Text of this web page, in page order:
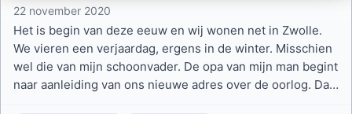
22 november 2020
Het is begin van deze eeuw en wij wonen net in Zwolle.
We vieren een verjaardag, ergens in de winter. Misschien
wel die van mijn schoonvader. De opa van mijn man begint
naar aanleiding van ons nieuwe adres over de oorlog. Dat